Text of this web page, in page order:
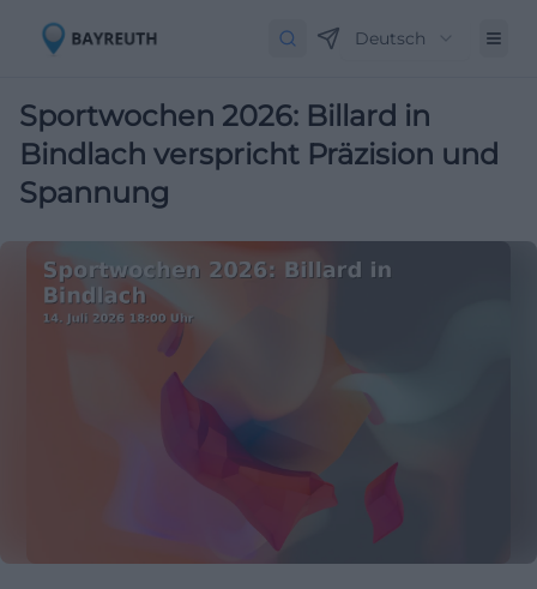
Deutsch
Sportwochen 2026: Billard in
Bindlach verspricht Präzision und
Spannung